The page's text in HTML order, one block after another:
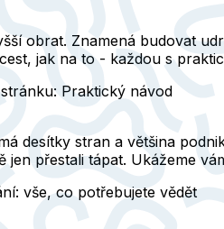
obrat. Znamená budovat
jak na to - každou s
Praktický návod
desítky stran a většina
jen přestali tápat. Ukážeme
vše, co potřebujete vědět